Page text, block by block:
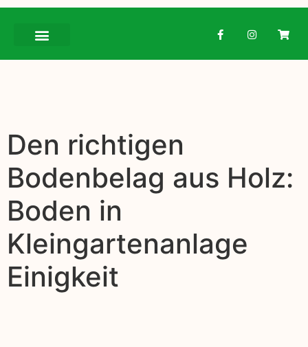
Den richtigen
Bodenbelag aus Holz:
Boden in
Kleingartenanlage
Einigkeit